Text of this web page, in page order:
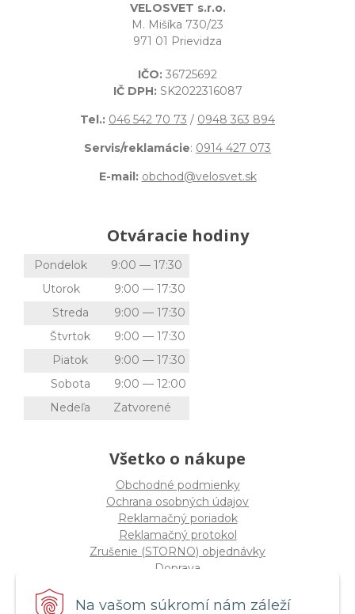
Na vašom súkromí nám záleží
VELOSVET s.r.o.
M. Mišíka 730/23
971 01 Prievidza
IČO: 36725692
IČ DPH: SK2022316087
Tel.: 046 542 70 73 / 0948 363 894
Servis/reklamácie: 0914 427 073
E-mail: obchod@velosvet.sk
Otváracie hodiny
Pondelok
9:00 — 17:30
Utorok
9:00 — 17:30
Streda
9:00 — 17:30
Štvrtok
9:00 — 17:30
Piatok
9:00 — 17:30
Sobota
9:00 — 12:00
Nedeľa
Zatvorené
Všetko o nákupe
Obchodné podmienky
Ochrana osobných údajov
Reklamačný poriadok
Reklamačný protokol
Zrušenie (STORNO) objednávky
Doprava
Štatút súťaže "Vianoce 2025"